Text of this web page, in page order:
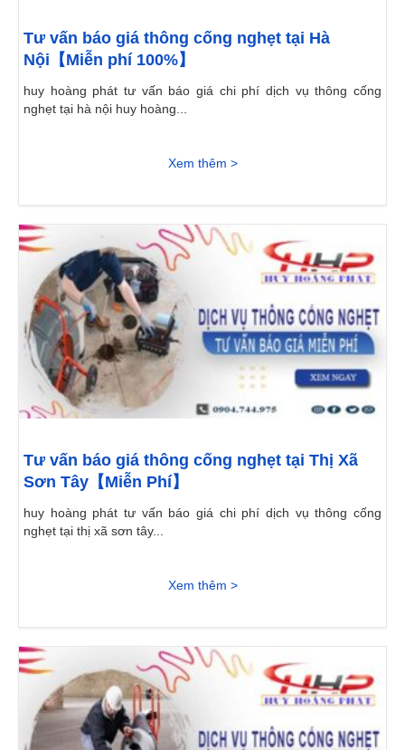
Tư vấn báo giá thông cống nghẹt tại Hà
Nội【Miễn phí 100%】
huy hoàng phát tư vấn báo giá chi phí dịch vụ thông cống
nghẹt tại hà nội huy hoàng...
Xem thêm >
Tư vấn báo giá thông cống nghẹt tại Thị Xã
Sơn Tây【Miễn Phí】
huy hoàng phát tư vấn báo giá chi phí dịch vụ thông cống
nghẹt tại thị xã sơn tây...
Xem thêm >